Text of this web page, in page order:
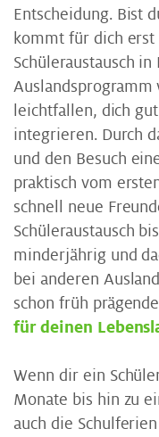
Entscheidung. Bist
kommt für dich
Schüleraustausch
leichtfallen, dich
integrieren. Durch
und den Besuch
praktisch vom
schnell neue
Schüleraustausch
minderjährig und
bei anderen
schon früh
für deinen
Wenn dir ein
Monate bis hin zu
auch die